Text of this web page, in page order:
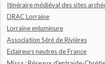
Itinéraire médiéval des sites
DRAC Lorraine
Lorraine enluminure
Association Séré de Rivières
Eclaireurs neutres de France